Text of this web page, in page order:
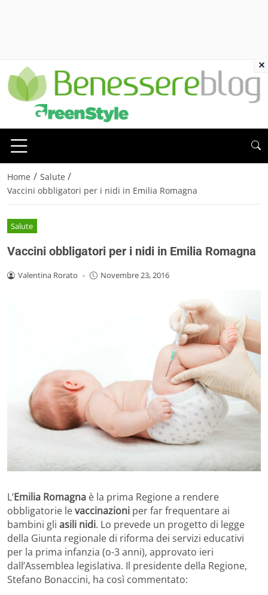
Home / Salute /
Vaccini obbligatori per i nidi in Emilia Romagna
Salute
Vaccini obbligatori per i nidi in Emilia Romagna
Valentina Rorato - Novembre 23, 2016
L’Emilia Romagna è la prima Regione a rendere
obbligatorie levaccinazioni per far frequentare ai
bambini gli asili nidi. Lo prevede un progetto di legge
della Giunta regionale di riforma dei servizi educativi
per la prima infanzia (o-3 anni), approvato ieri
dall’Assemblea legislativa. Il presidente della Regione,
Stefano Bonaccini, ha così commentato:
×